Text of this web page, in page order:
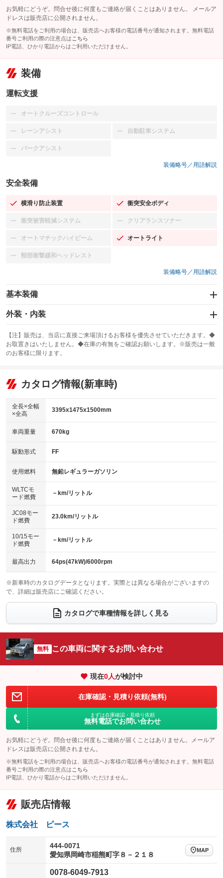
お気軽にどうぞ。問合せ後に何度もご連絡が届くことはありません。 メールア
ドレスは販売店に公開されません。
※無料電話をご利用の場合は、販売店へお客様の電話番号が通知されます。無料電話
番号ご利用の際の注意点は こちら
IP電話、ひかり電話からはご利用いただけません。
装備
運転支援
オートクルーズコントロール
：装備なし
レーンアシスト
：装備なし 自動駐車システム
：装備なし
パークアシスト
：装備なし
装備略号／用語解説
安全装備
横滑り防止装置
：装備あり 衝突安全ボディ
：装備あり
衝突被害軽減システム
：装備なし クリアランスソナー
：装備なし
オートマチックハイビーム
：装備なし オートライト
：装備あり
頸部衝撃緩和ヘッドレスト
：装備なし
装備略号／用語解説
基本装備
エアバッグ：運転席/助手席
：装備あり
：装備なし
サンルーフ
：装備なし ABS
リフトアップ
：装備なし
：装備なし
パワーウィンドウ
アイドリングストップ
：装備なし
USB入力端子
：装備なし
100V電源
：装備なし
センターデフロック
：装備なし
電動格納ミラー
：装備あり
外装・内装
カーナビ：SDナビ
：装備あり
TV：フルセグ
：装備あり
ビジュアル：-／DVD再生
：装備あり
：装備あり
革シート
キーレス
HID(キセノンライト)
：装備あり
バックカメラ
：装備あり
エアロ
：装備なし
：装備あり
パワーシート
ベンチシート
：装備なし
チップアップシート
：装備なし
：装備なし ：装備なし
ウォークスルー
：装備なし
電動リアゲート フロントカメラ
：装備なし
：装備なし ：装備なし
サイドカメラ
：装備なし ルーフレール
：装備なし
：装備なし
：装備なし
【注】販売は、当店に直接ご来場頂けるお客様を優先させていただきます。◆
お取置きはいたしません。◆在庫の有無をご確認お願いします。※販売は一般
のお客様に限ります。
カタログ情報(新車時)
全長×全幅
×全高
3395x1475x1500mm
車両重量 670kg
駆動形式 FF
使用燃料 無鉛レギュラーガソリン
WLTCモ
ード燃費
－km/リットル
JC08モー
ド燃費
23.0km/リットル
10/15モー
ド燃費
－km/リットル
最高出力 64ps(47kW)/6000rpm
※新車時のカタログデータとなります。実際とは異なる場合がございますの
で、詳細は販売店にご確認ください。
カタログで車種情報を詳しく見る
無料 この車両に関するお問い合わせ
現在0人が検討中
在庫確認・見積り依頼(無料)
まずは在庫確認・見積り依頼
無料電話でお問い合わせ
お気軽にどうぞ。問合せ後に何度もご連絡が届くことはありません。メールア
ドレスは販売店に公開されません。
※無料電話をご利用の場合は、販売店へお客様の電話番号が通知されます。無料電話
番号ご利用の際の注意点は こちら
IP電話、ひかり電話からはご利用いただけません。
販売店情報
株式会社 ピース
住所
444-0071
愛知県岡崎市稲熊町字８－２１８
MAP
0078-6049-7913